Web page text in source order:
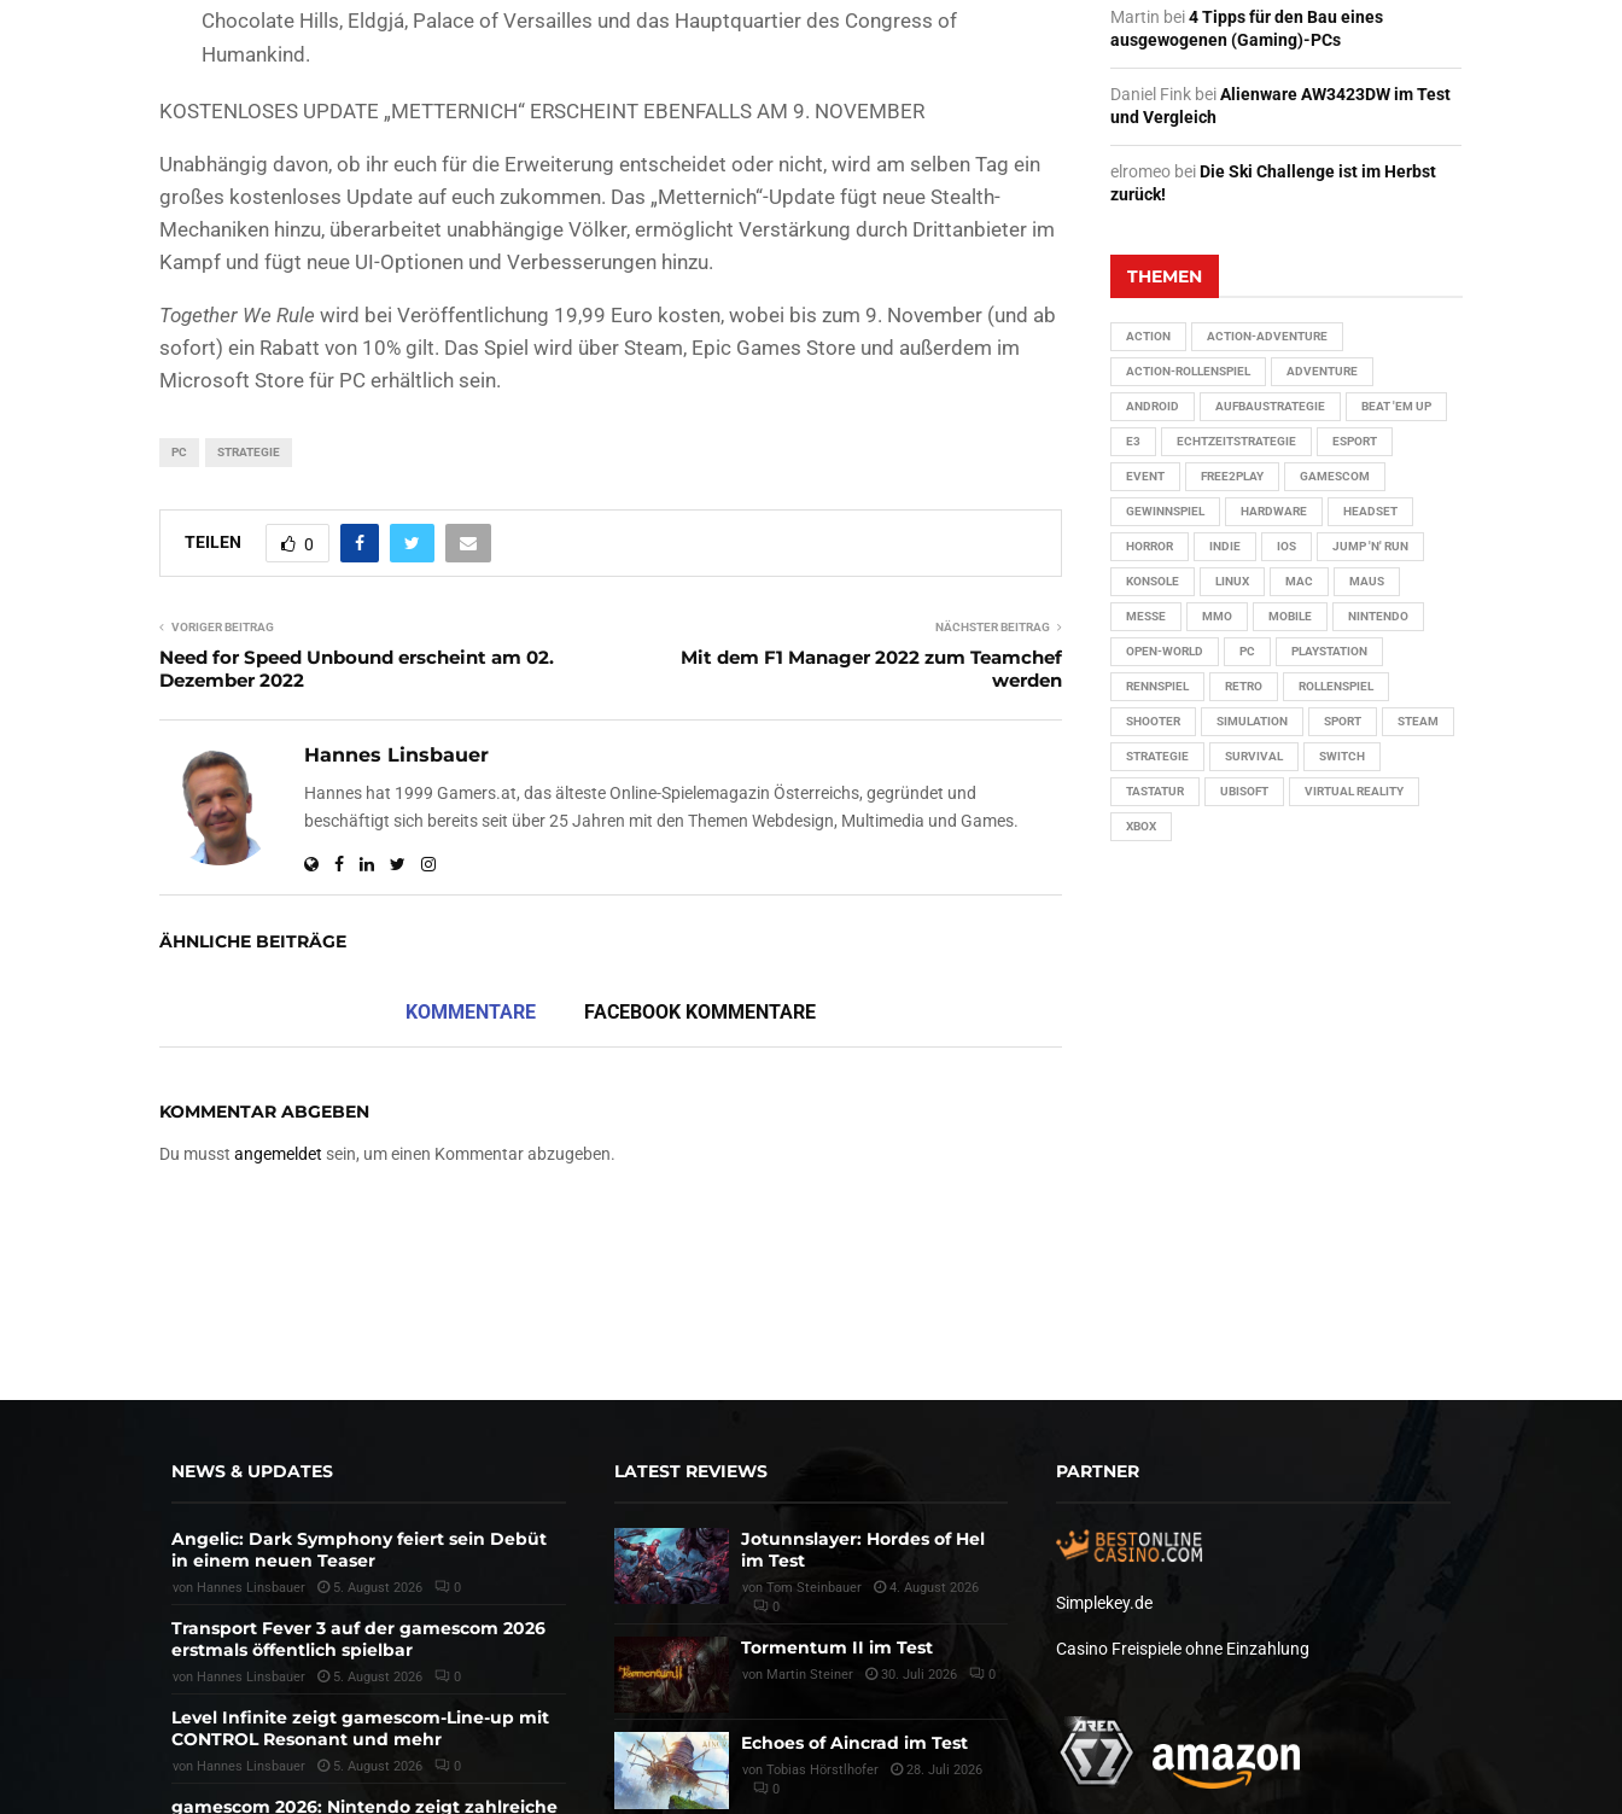
Chocolate Hills, Eldgjá, Palace of Versailles und das Hauptquartier des Congress of
Humankind.
KOSTENLOSES UPDATE „METTERNICH“ ERSCHEINT EBENFALLS AM 9. NOVEMBER
Unabhängig davon, ob ihr euch für die Erweiterung entscheidet oder nicht, wird am selben Tag ein
großes kostenloses Update auf euch zukommen. Das „Metternich“-Update fügt neue Stealth-
Mechaniken hinzu, überarbeitet unabhängige Völker, ermöglicht Verstärkung durch Drittanbieter im
Kampf und fügt neue UI-Optionen und Verbesserungen hinzu.
Together We Rule wird bei Veröffentlichung 19,99 Euro kosten, wobei bis zum 9. November (und ab
sofort) ein Rabatt von 10% gilt. Das Spiel wird über Steam, Epic Games Store und außerdem im
Microsoft Store für PC erhältlich sein.
PC STRATEGIE
TEILEN 0
VORIGER BEITRAG
Need for Speed Unbound erscheint am 02.
Dezember 2022
NÄCHSTER BEITRAG
Mit dem F1 Manager 2022 zum Teamchef
werden
Hannes Linsbauer
Hannes hat 1999 Gamers.at, das älteste Online-Spielemagazin Österreichs, gegründet und
beschäftigt sich bereits seit über 25 Jahren mit den Themen Webdesign, Multimedia und Games.
ÄHNLICHE BEITRÄGE
KOMMENTARE FACEBOOK KOMMENTARE
KOMMENTAR ABGEBEN
Du musst angemeldet sein, um einen Kommentar abzugeben.
Martin bei4 Tipps für den Bau eines
ausgewogenen (Gaming)-PCs
Daniel Fink beiAlienware AW3423DW im Test
und Vergleich
elromeo beiDie Ski Challenge ist im Herbst
zurück!
THEMEN
ACTION ACTION-ADVENTURE
ACTION-ROLLENSPIEL ADVENTURE
ANDROID AUFBAUSTRATEGIE BEAT 'EM UP
E3 ECHTZEITSTRATEGIE ESPORT
EVENT FREE2PLAY GAMESCOM
GEWINNSPIEL HARDWARE HEADSET
HORROR INDIE IOS JUMP 'N' RUN
KONSOLE LINUX MAC MAUS
MESSE MMO MOBILE NINTENDO
OPEN-WORLD PC PLAYSTATION
RENNSPIEL RETRO ROLLENSPIEL
SHOOTER SIMULATION SPORT STEAM
STRATEGIE SURVIVAL SWITCH
TASTATUR UBISOFT VIRTUAL REALITY
XBOX
NEWS & UPDATES
Angelic: Dark Symphony feiert sein Debüt
in einem neuen Teaser
von Hannes Linsbauer 5. August 2026 0
Transport Fever 3 auf der gamescom 2026
erstmals öffentlich spielbar
von Hannes Linsbauer 5. August 2026 0
Level Infinite zeigt gamescom-Line-up mit
CONTROL Resonant und mehr
von Hannes Linsbauer 5. August 2026 0
gamescom 2026: Nintendo zeigt zahlreiche
LATEST REVIEWS
Jotunnslayer: Hordes of Hel
im Test
von Tom Steinbauer
4. August 2026
0
Tormentum II im Test
von Martin Steiner 30. Juli 2026 0
Echoes of Aincrad im Test
von Tobias Hörstlhofer
28. Juli 2026
0
PARTNER
Simplekey.de
Casino Freispiele ohne Einzahlung